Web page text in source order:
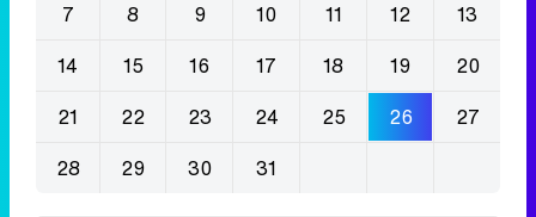
7
8 9 10 11 12
13
14
15 16 17 18 19
20
21
22 23 24 25 26
27
28
29 30 31